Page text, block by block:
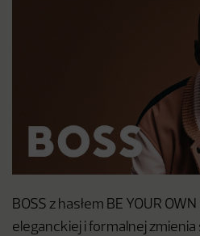
BOSS z hasłem BE YOUR
eleganckiej i formalnej